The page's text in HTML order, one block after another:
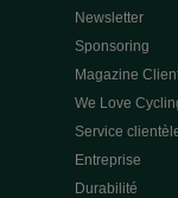
Newsletter
Sponsoring
Magazine
We Love
Service
Entreprise
Durabilité